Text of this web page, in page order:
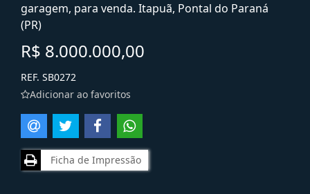
garagem, para venda. Itapuã, Pontal do Paraná
(PR)
R$ 8.000.000,00
REF. SB0272
Adicionar ao favoritos
Ficha de Impressão